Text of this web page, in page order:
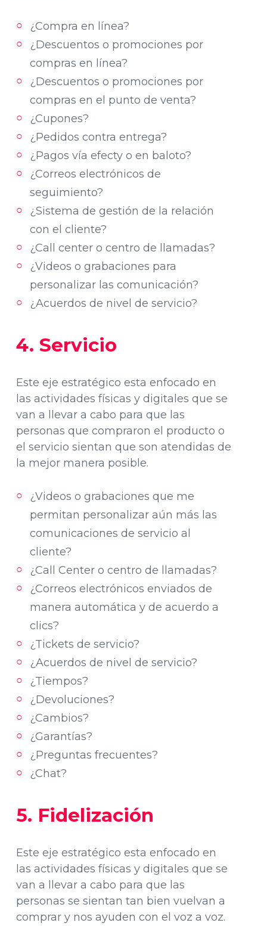
¿Compra en línea?
¿Descuentos o promociones por
compras en línea?
¿Descuentos o promociones por
compras en el punto de venta?
¿Cupones?
¿Pedidos contra entrega?
¿Pagos vía efecty o en baloto?
¿Correos electrónicos de
seguimiento?
¿Sistema de gestión de la relación
con el cliente?
¿Call center o centro de llamadas?
¿Videos o grabaciones para
personalizar las comunicación?
¿Acuerdos de nivel de servicio?
4. Servicio
Este eje estratégico esta enfocado en
las actividades físicas y digitales que se
van a llevar a cabo para que las
personas que compraron el producto o
el servicio sientan que son atendidas de
la mejor manera posible.
¿Videos o grabaciones que me
permitan personalizar aún más las
comunicaciones de servicio al
cliente?
¿Call Center o centro de llamadas?
¿Correos electrónicos enviados de
manera automática y de acuerdo a
clics?
¿Tickets de servicio?
¿Acuerdos de nivel de servicio?
¿Tiempos?
¿Devoluciones?
¿Cambios?
¿Garantías?
¿Preguntas frecuentes?
¿Chat?
5. Fidelización
Este eje estratégico esta enfocado en
las actividades físicas y digitales que se
van a llevar a cabo para que las
personas se sientan tan bien vuelvan a
comprar y nos ayuden con el voz a voz.